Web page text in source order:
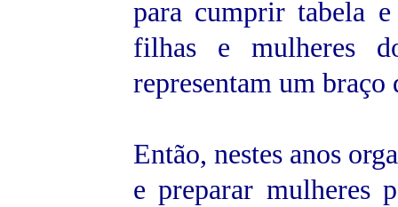
para cumprir tabela
filhas e mulheres
representam um
Então, nestes anos
e preparar mulheres